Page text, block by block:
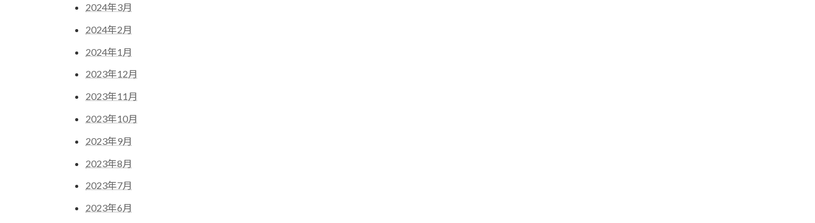
2024年3月
2024年2月
2024年1月
2023年12月
2023年11月
2023年10月
2023年9月
2023年8月
2023年7月
2023年6月